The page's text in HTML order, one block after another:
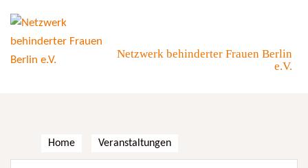
content
Netzwerk behinderter Frauen Berlin
e.V.
Home Veranstaltungen